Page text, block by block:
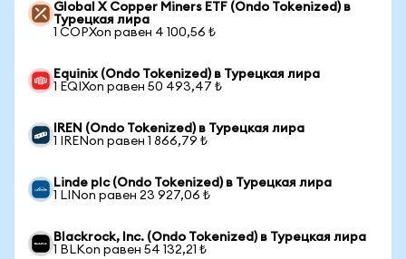
Global X Copper Miners ETF (Ondo Tokenized) в
Турецкая лира
1 COPXon равен 4 100,56 ₺
Equinix (Ondo Tokenized) в Турецкая лира
1 EQIXon равен 50 493,47 ₺
IREN (Ondo Tokenized) в Турецкая лира
1 IRENon равен 1 866,79 ₺
Linde plc (Ondo Tokenized) в Турецкая лира
1 LINon равен 23 927,06 ₺
Blackrock, Inc. (Ondo Tokenized) в Турецкая лира
1 BLKon равен 54 132,21 ₺